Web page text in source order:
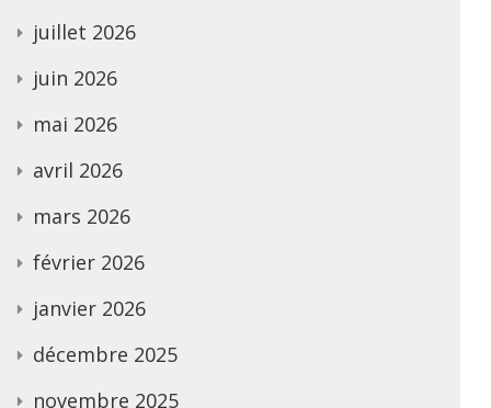
juillet 2026
juin 2026
mai 2026
avril 2026
mars 2026
février 2026
janvier 2026
décembre 2025
novembre 2025